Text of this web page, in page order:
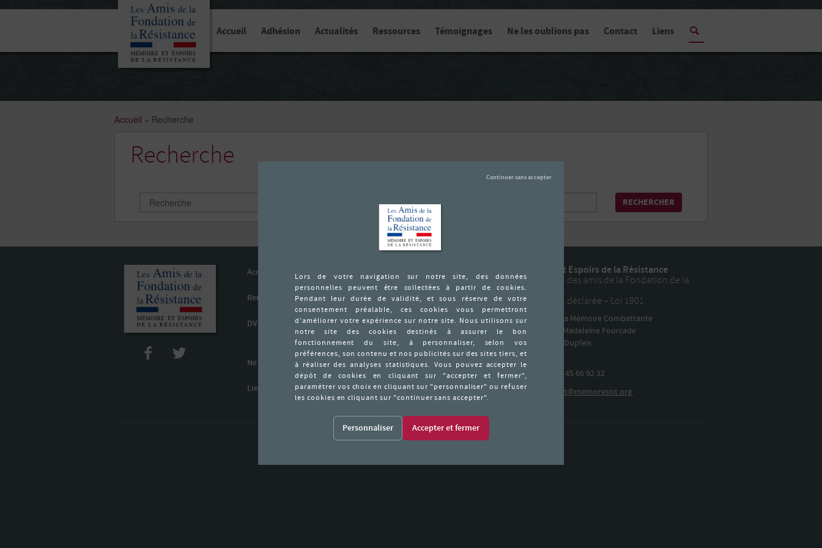
Accueil Adhésion Actualités Ressources Témoignages Ne les oublions pas Contact Liens
Accueil » Recherche
Recherche
RECHERCHER
Accueil Actualités
Rencontres de M.E.R Publications
DVD
Les activités de l’Association au
cours de l’année
Ne les oublions pas Contact
Liens Recherche
Mémoire et Espoirs de la Résistance
Association des amis de la Fondation de la
Résistance
Association déclarée – Loi 1901
Pavillon de la Mémoire Combattante
Place Marie-Madeleine Fourcade
16-18, place Dupleix
75015 Paris
Tel / Fax :
01 45 66 92 32
Mail :
contact@memoresist.org
© Memoresist 2015 -Mentions légales-Gestion des cookies
Panneau de gestion des cookies
Personnaliser